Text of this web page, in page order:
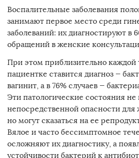
Воспалительные заболевания
занимают первое место среди
заболеваний: их диагностируют в
обращений в женские
При этом приблизительно каждой
пациентке ставится диагноз —
вагинит, а в 76% случаев —
Эти патологические состояния
непосредственной опасности
но могут сказаться на ее
Вялое и часто бессимптомное
осложняют их диагностику, а
устойчивости бактерий к